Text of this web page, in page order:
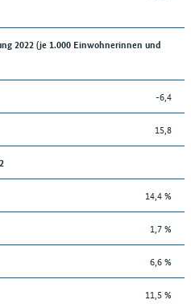
2022 (je 1.000 Einwohnerinnen und
-6,4
15,8
14,4 %
1,7 %
6,6 %
11,5 %